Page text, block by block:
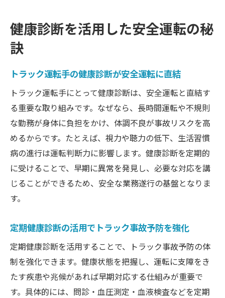
トラック協会提供の健康診断サービスを解
京都府で利用できる身体検査の支援制度
健康診断制度の違いとトラック運転手の選
択肢
トラック運転手が活用できる補助制度の探
し方
トラック運転手の安全を守る管理体制とは
トラック運転手の安全管理体制と健康管理
健康診断結果を活かした職場環境づくり
トラック運転手同士で支える安全体制の工
夫
管理体制の強化で健康起因事故を減らす方
法
健康診断を活用した安全運転の秘
訣
トラック運転手の健康診断が安全運転に直結
トラック運転手にとって健康診断は、安全運転と直結す
る重要な取り組みです。なぜなら、長時間運転や不規則
な勤務が身体に負担をかけ、体調不良が事故リスクを高
めるからです。たとえば、視力や聴力の低下、生活習慣
病の進行は運転判断力に影響します。健康診断を定期的
に受けることで、早期に異常を発見し、必要な対応を講
じることができるため、安全な業務遂行の基盤となりま
す。
定期健康診断の活用でトラック事故予防を強化
定期健康診断を活用することで、トラック事故予防の体
制を強化できます。健康状態を把握し、運転に支障をき
たす疾患や兆候があれば早期対応する仕組みが重要で
す。具体的には、問診・血圧測定・血液検査などを定期